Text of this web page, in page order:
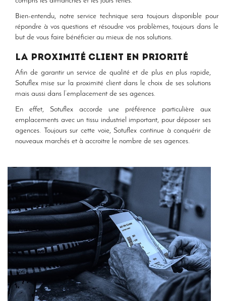
Bien-entendu, notre service technique sera toujours disponible pour
répondre à vos questions et résoudre vos problèmes, toujours dans le
but de vous faire bénéficier au mieux de nos solutions.
La proximité client en priorité
Afin de garantir un service de qualité et de plus en plus rapide,
Sotuflex mise sur la proximité client dans le choix de ses solutions
mais aussi dans l’emplacement de ses agences.
En effet, Sotuflex accorde une préférence particulière aux
emplacements avec un tissu industriel important, pour déposer ses
agences. Toujours sur cette voie, Sotuflex continue à conquérir de
nouveaux marchés et à accroitre le nombre de ses agences.